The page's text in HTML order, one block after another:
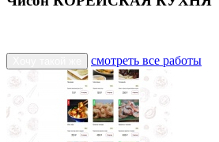
смотреть все работы